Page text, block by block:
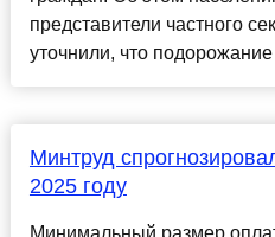
представители частного
уточнили, что подорожание
Минтруд
2025 году